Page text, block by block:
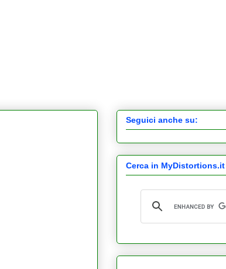
Seguici anche su:
Cerca in MyDistortions.it